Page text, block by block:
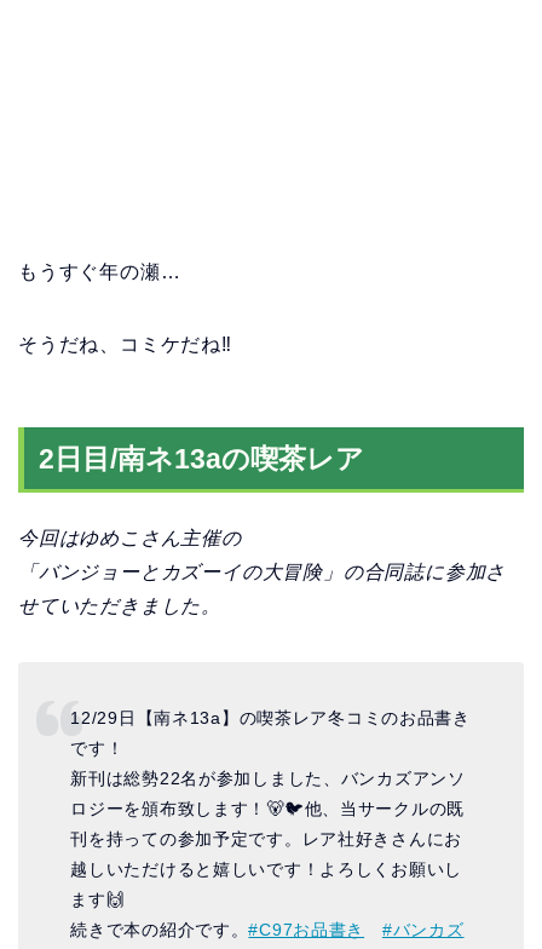
もうすぐ年の瀬…
そうだね、コミケだね‼️
2日目/南ネ13aの喫茶レア
今回はゆめこさん主催の
「バンジョーとカズーイの大冒険」の合同誌に参加さ
せていただきました。
12/29日【南ネ13a】の喫茶レア冬コミのお品書き
です！
新刊は総勢22名が参加しました、バンカズアンソ
ロジーを頒布致します！🐻🐦他、当サークルの既
刊を持っての参加予定です。レア社好きさんにお
越しいただけると嬉しいです！よろしくお願いし
ます🙌
続きで本の紹介です。#C97お品書き
#バンカズ